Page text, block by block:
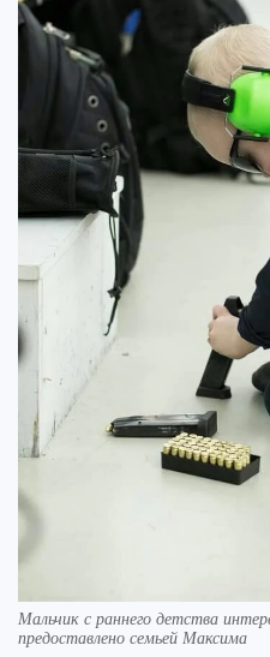
Мальчик с раннего детства
предоставлено семьей Максима